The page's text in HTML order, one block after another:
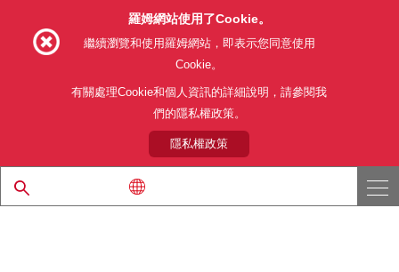
利用目的 隱私權政策
關於本公司產品銷售之標準條款(PDF)
© 1997 - 2026 ROHM CO., LTD. ALL RIGHTS RESERVED.
羅姆網站使用了Cookie。
繼續瀏覽和使用羅姆網站，即表示您同意使用
Cookie。
有關處理Cookie和個人資訊的詳細說明，請參閱我
們的隱私權政策。
隱私權政策